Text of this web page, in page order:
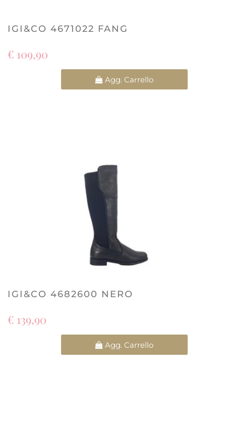
IGI&CO 4671022 FANG
€ 109,90
Agg. Carrello
IGI&CO 4682600 NERO
€ 139,90
Agg. Carrello